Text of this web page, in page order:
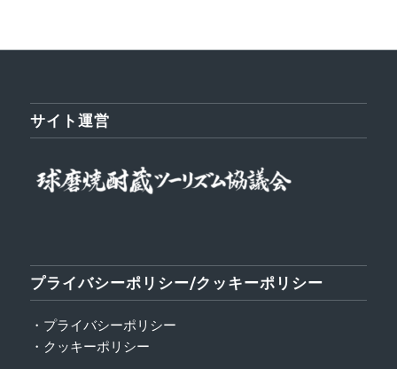
サイト運営
プライバシーポリシー/クッキーポリシー
・プライバシーポリシー
・クッキーポリシー